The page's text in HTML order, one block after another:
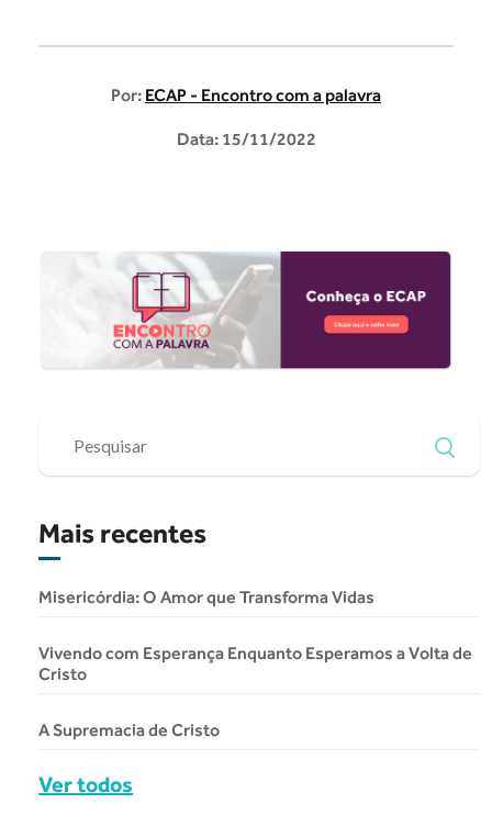
Por: ECAP - Encontro com a palavra
Data: 15/11/2022
Mais recentes
Misericórdia: O Amor que Transforma Vidas
Vivendo com Esperança Enquanto Esperamos a Volta de
Cristo
A Supremacia de Cristo
Ver todos